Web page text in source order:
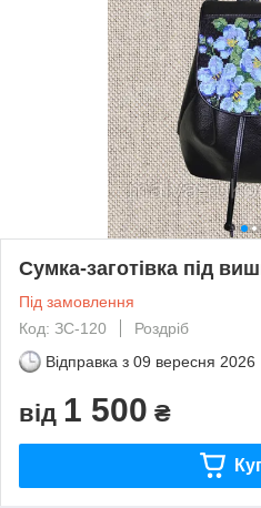
Сумка-заготівка під
Під замовлення
Код: ЗС-120
Роздріб
Відправка з 09 вересня 2026
від 1 500 ₴